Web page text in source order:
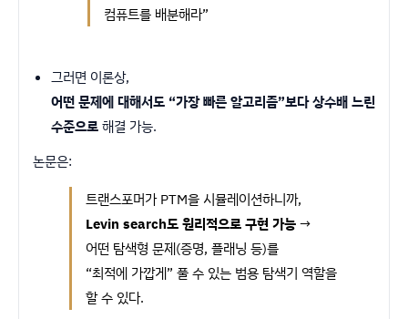
컴퓨트를 배분해라”
그러면 이론상,
어떤 문제에 대해서도 “가장 빠른 알고리즘”보다 상수배 느린
수준으로해결 가능.
논문은:
트랜스포머가 PTM을 시뮬레이션하니까,
Levin search도 원리적으로 구현 가능→
어떤 탐색형 문제(증명, 플래닝 등)를
“최적에 가깝게” 풀 수 있는 범용 탐색기 역할을
할 수 있다.